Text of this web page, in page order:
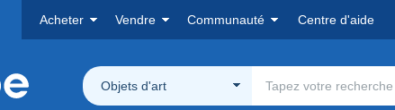
Acheter Vendre Communauté Centre d'aide
Objets d'art